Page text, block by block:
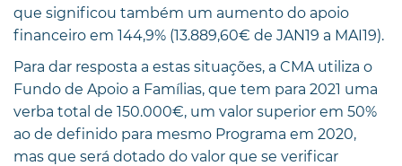
que significou também um aumento do apoio
financeiro em 144,9% (13.889,60€ de JAN19 a MAI19).
Para dar resposta a estas situações, a CMA utiliza o
Fundo de Apoio a Famílias, que tem para 2021 uma
verba total de 150.000€, um valor superior em 50%
ao de definido para mesmo Programa em 2020,
mas que será dotado do valor que se verificar